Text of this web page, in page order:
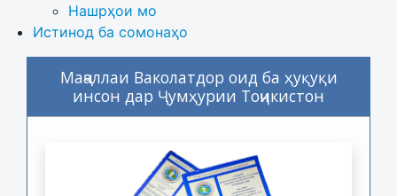
Нашрҳои мо
Истинод ба сомонаҳо
Маҷаллаи Ваколатдор оид ба ҳуқуқи
инсон дар Ҷумҳурии Тоҷикистон